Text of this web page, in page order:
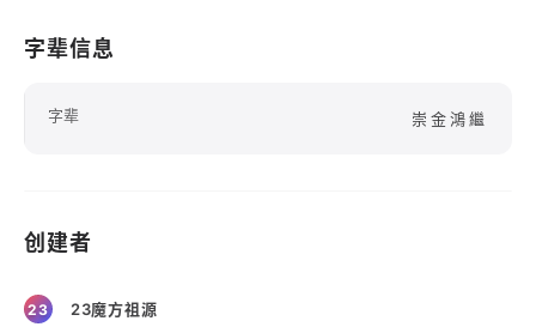
字辈信息
字辈 崇金鴻繼
创建者
23 23魔方祖源